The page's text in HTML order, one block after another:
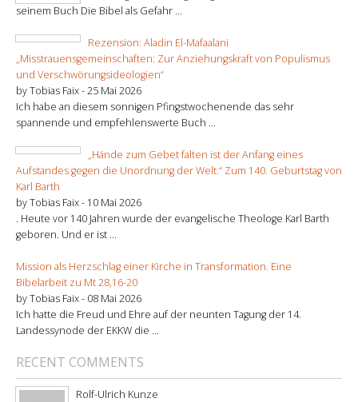
seinem Buch Die Bibel als Gefahr ...
Rezension: Aladin El-Mafaalani
„Misstrauensgemeinschaften: Zur Anziehungskraft von Populismus
und Verschwörungsideologien“
by Tobias Faix -25 Mai 2026
Ich habe an diesem sonnigen Pfingstwochenende das sehr
spannende und empfehlenswerte Buch ...
„Hände zum Gebet falten ist der Anfang eines
Aufstandes gegen die Unordnung der Welt.“ Zum 140. Geburtstag von
Karl Barth
by Tobias Faix - 10 Mai 2026
. Heute vor 140 Jahren wurde der evangelische Theologe Karl Barth
geboren. Und er ist ...
Mission als Herzschlag einer Kirche in Transformation. Eine
Bibelarbeit zu Mt 28,16-20
by Tobias Faix - 08 Mai 2026
Ich hatte die Freud und Ehre auf der neunten Tagung der 14.
Landessynode der EKKW die ...
RECENT COMMENTS
Rolf-Ulrich Kunze